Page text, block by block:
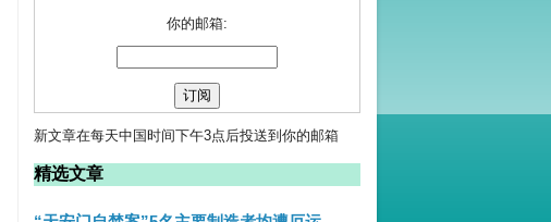
你的邮箱:
新文章在每天中国时间下午3点后投送到你的邮箱
精选文章